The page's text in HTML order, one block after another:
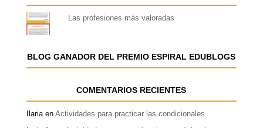
Las profesiones más valoradas
BLOG GANADOR DEL PREMIO ESPIRAL EDUBLOGS
COMENTARIOS RECIENTES
Ilariaen Actividades para practicar las condicionales